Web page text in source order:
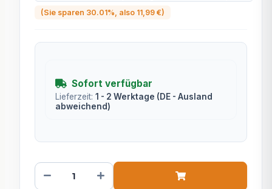
(Sie sparen 30.01% , also 11,99 €)
Sofort verfügbar
Lieferzeit: 1 - 2 Werktage (DE - Ausland
abweichend)